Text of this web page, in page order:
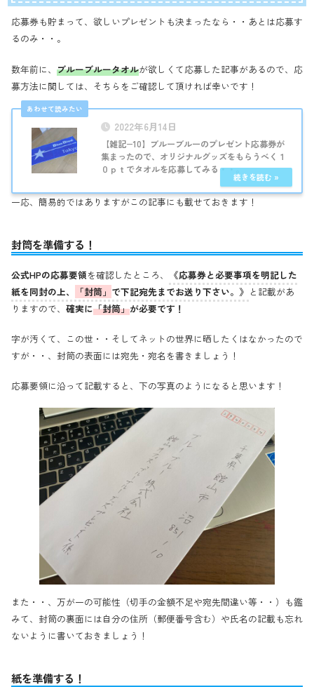
応募券も貯まって、欲しいプレゼントも決まったなら・・あとは応募す
るのみ・・。
数年前に、 ブルーブルータオルが欲しくて応募した記事があるので、応
募方法に関しては、そちらをご確認して頂ければ幸いです！
2022年6月14日
【雑記−10】ブルーブルーのプレゼント応募券が
集まったので、オリジナルグッズをもらうべく１
０ｐｔでタオルを応募してみる・・。
一応、簡易的ではありますがこの記事にも載せておきます！
封筒を準備する！
公式HPの応募要領を確認したところ、
《応募券と必要事項を明記した
紙を同封の上、
「封筒」 で下記宛先までお送り下さい。》 と記載があ
りますので、 確実に「封筒」が必要です！
字が汚くて、この世・・そしてネットの世界に晒したくはなかったので
すが・・、封筒の表面には宛先・宛名を書きましょう！
応募要領に沿って記載すると、下の写真のようになると思います！
また・・、万が一の可能性（切手の金額不足や宛先間違い等・・）も鑑
みて、封筒の裏面には自分の住所（郵便番号含む）や氏名の記載も忘れ
ないように書いておきましょう！
紙を準備する！